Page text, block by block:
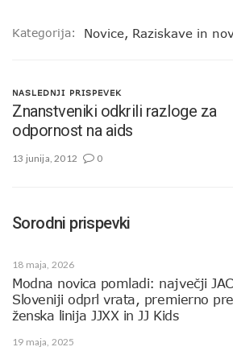
Kategorija: Novice, Raziskave in
NASLEDNJI PRISPEVEK
Znanstveniki odkrili razloge za
odpornost na aids
13 junija, 2012 0
Sorodni prispevki
18 maja, 2026
Modna novica pomladi: največji
Sloveniji odprl vrata, premierno
ženska linija JJXX in JJ Kids
19 maja, 2025